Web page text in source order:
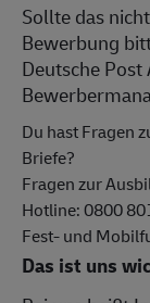
Sollte das
Bewerbung
Deutsche Post
Du hast Fragen
Briefe?
Fragen zur
Hotline: 0800
Fest- und
Das ist uns